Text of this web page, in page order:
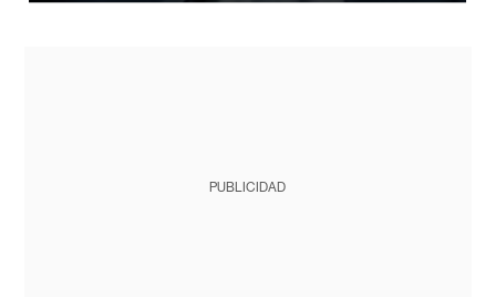
PUBLICIDAD